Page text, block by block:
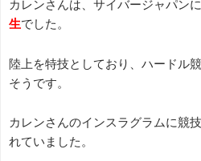
カレンさんは、サイバージャパン
生でした。
陸上を特技としており、ハードル
そうです。
カレンさんのインスラグラムに競
れていました。